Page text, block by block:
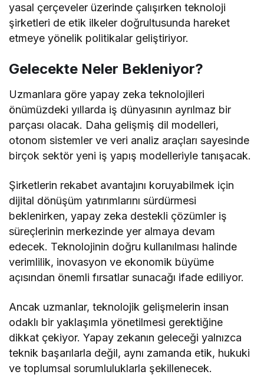
yasal çerçeveler üzerinde çalışırken teknoloji
şirketleri de etik ilkeler doğrultusunda hareket
etmeye yönelik politikalar geliştiriyor.
Gelecekte Neler Bekleniyor?
Uzmanlara göre yapay zeka teknolojileri
önümüzdeki yıllarda iş dünyasının ayrılmaz bir
parçası olacak. Daha gelişmiş dil modelleri,
otonom sistemler ve veri analiz araçları sayesinde
birçok sektör yeni iş yapış modelleriyle tanışacak.
Şirketlerin rekabet avantajını koruyabilmek için
dijital dönüşüm yatırımlarını sürdürmesi
beklenirken, yapay zeka destekli çözümler iş
süreçlerinin merkezinde yer almaya devam
edecek. Teknolojinin doğru kullanılması halinde
verimlilik, inovasyon ve ekonomik büyüme
açısından önemli fırsatlar sunacağı ifade ediliyor.
Ancak uzmanlar, teknolojik gelişmelerin insan
odaklı bir yaklaşımla yönetilmesi gerektiğine
dikkat çekiyor. Yapay zekanın geleceği yalnızca
teknik başarılarla değil, aynı zamanda etik, hukuki
ve toplumsal sorumluluklarla şekillenecek.